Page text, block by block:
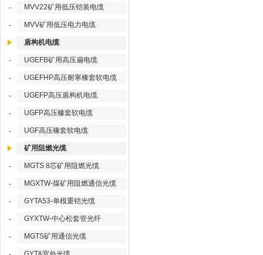
- MVV22矿用低压铠装电缆
- MVV矿用低压电力电缆
盾构机电缆
- UGEFB矿用高压扁电缆
- UGEFHP高压耐寒橡套软电缆
- UGEFP高压盾构机电缆
- UGFP高压橡套软电缆
- UGF高压橡套软电缆
矿用阻燃光缆
- MGTS 8芯矿用阻燃光缆
- MGXTW-煤矿用阻燃通信光缆
- GYTA53-单模重铠光缆
- GYXTW-中心松套管光纤
- MGTS矿用通信光缆